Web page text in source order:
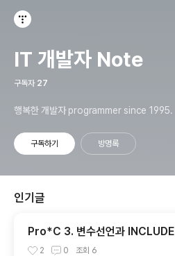
IT 개발자 Note
구독자 27
행복한 개발자 programmer since 1995.
구독하기 방명록
인기글
Pro*C 3. 변수선언과 INCLUDE
2 0 조회 6